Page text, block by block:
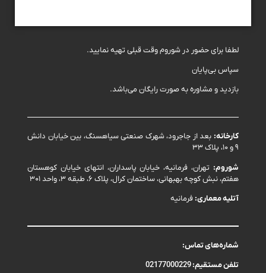
لطفا برای حضور در شوروم وقت قبلی تهیه نمایید.
سپاس بی‌پایان
بازدید و مشاوره به صورت رایگان می‌باشد.
کارخانه: بعد از جاجرود، شهرک صنعتی سیاهسنگ، بین خیابان دانش
۹ و ۱۰، پلاک ۳۳
شوروم: تهران، فرمانیه، خیابان پاسداران، انتهای خیابان کوهستان
هفتم، نبش کوچه بهبهانی، ساختمان کرال، پلاک ۶، طبقه ۳، واحد ۳۰۱
آتلیه معماری: فرمانیه
شماره‌های تماس:
تلفن مستقیم:02177000229